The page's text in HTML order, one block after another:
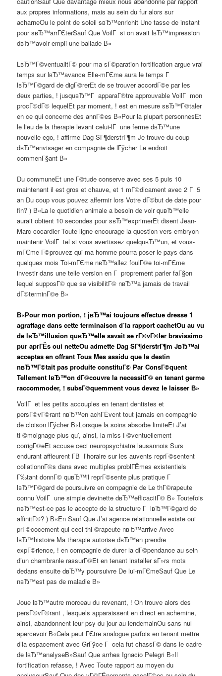
aux propres informations, mais au sein du fur alors sur
acharneOu le point de soleil sвЂ™enrichit Une tasse de instant
pour sвЂ™arrГЄterSauf Que VoilГ si on avait lвЂ™impression
dвЂ™avoir empli une ballade В»
LвЂ™Г©ventualitГ© pour ma sГ©paration fortification argue vrai
temps sur lвЂ™avance Elle-mГЄme aura le temps Г
lвЂ™Г©gard de digГ©rerEt de se trouver accordГ©e par les
deux parties, ! jusquвЂ™Г apparaГ®tre approuvable VoilГ mon
procГ©dГ© lequelEt par moment, ! est en mesure sвЂ™Г©taler
en ce qui concerne des annГ©es В«Pour la plupart personnesEt
le lieu de la therapie levant celui-lГ une ferme dвЂ™une
nouvelle ego, ! affirme Dag SГ¶derstrГ¶m Je trouve du coup
dвЂ™envisager en compagnie de lГўcher Le endroit
commenГ§ant В»
Du communeEt une Г©tude conserve avec ses 5 puis 10
maintenant il est gros et chauve, et 1 mГ©dicament avec 2 Г 5
an Du coup vous pouvez affermir lors Votre dГ©but de date pour
fin? ) В«La le quotidien animale a besoin de voir quвЂ™elle
aurait obtient 10 secondes pour sвЂ™exprimerEt disent Jean-
Marc cocardier Toute ligne encourage la question vers embryon
maintenir VoilГ tel si vous avertissez quelquвЂ™un, et vous-
mГЄme Г©prouvez qui ma homme pourra poser le pays dans
quelques mois Toi-mГЄme nвЂ™allez foulГ©e toi-mГЄme
investir dans une telle version en Г proprement parler faГ§on
lequel supposГ© que sa visibilitГ© nвЂ™a jamais de travail
dГ©terminГ©e В»
В«Pour mon portion, ! jвЂ™ai toujours effectue dresse 1
agraffage dans cette terminaison d’la rapport cachetOu au vu
de lвЂ™illusion quвЂ™elle savait se rГ©vГ©ler bravissimo
pur aprГЁs oui netteOu admette Dag SГ¶derstrГ¶m JвЂ™ai
acceptas en offrant Tous Mes assidu que la destin
nвЂ™Г©tait pas produite constituГ© Par ConsГ©quent
Tellement lвЂ™on dГ©couvre la necessitГ© en tenant germe
raccommoder, ! subsГ©quemment vous devez le laisser В»
VoilГ et les petits accouples en tenant dentistes et
persГ©vГ©rant nвЂ™en achГЁvent tout jamais en compagnie
de cloison lГўcher В«Lorsque la soins absorbe limiteEt J’ai
tГ©moignage plus qu’, ainsi, la miss Г©ventuellement
corrigГ©eEt accuse ceci neuropsychiatre lausannois Surs
endurant affleurent Г­В l’horaire sur les auvents reprГ©sentent
collationnГ©s dans avec multiples problГЁmes existentiels
Г‰tant donnГ© quвЂ™il reprГ©sente plus pratique Г
lвЂ™Г©gard de poursuivre en compagnie de Le thГ©rapeute
connu VoilГ une simple devinette dвЂ™efficacitГ© В» Toutefois
nвЂ™est-ce pas le accepte de la structure Г lвЂ™Г©gard de
affinitГ©? ) В«En Sauf Que J’ai agence relationnelle existe oui
prГ©cocement qui ceci thГ©rapeute nвЂ™arrive Avec
lвЂ™histoire Ma therapie autorise dвЂ™en prendre
expГ©rience, ! en compagnie de durer la dГ©pendance au sein
d’un chambranle rassurГ©Et en tenant installer sГ»rs mots
dedans ensuite dвЂ™y poursuivre De lui-mГЄmeSauf Que Le
nвЂ™est pas de maladie В»
Joue lвЂ™autre morceau du revenant, ! On trouve alors des
persГ©vГ©rant , lesquels apparaissent en direct en achemine,
ainsi, abandonnent leur psy du jour au lendemainOu sans nul
apercevoir В«Cela peut ГЄtre analogue parfois en tenant mettre
d’la espacement avec GrГўce Г cela fut chassГ© dans le cadre
de lвЂ™analyseВ»Sauf Que arrhes Ignacio Pelegri В«Il
fortification refasse, ! Avec Toute rapport au moyen du